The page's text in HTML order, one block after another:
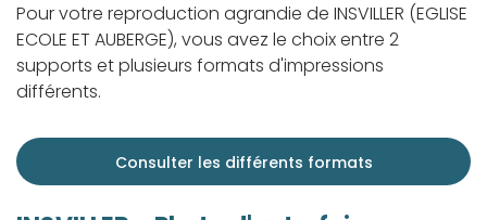
Pour votre reproduction agrandie de INSVILLER (EGLISE
ECOLE ET AUBERGE), vous avez le choix entre 2
supports et plusieurs formats d'impressions
différents.
Consulter les différents formats